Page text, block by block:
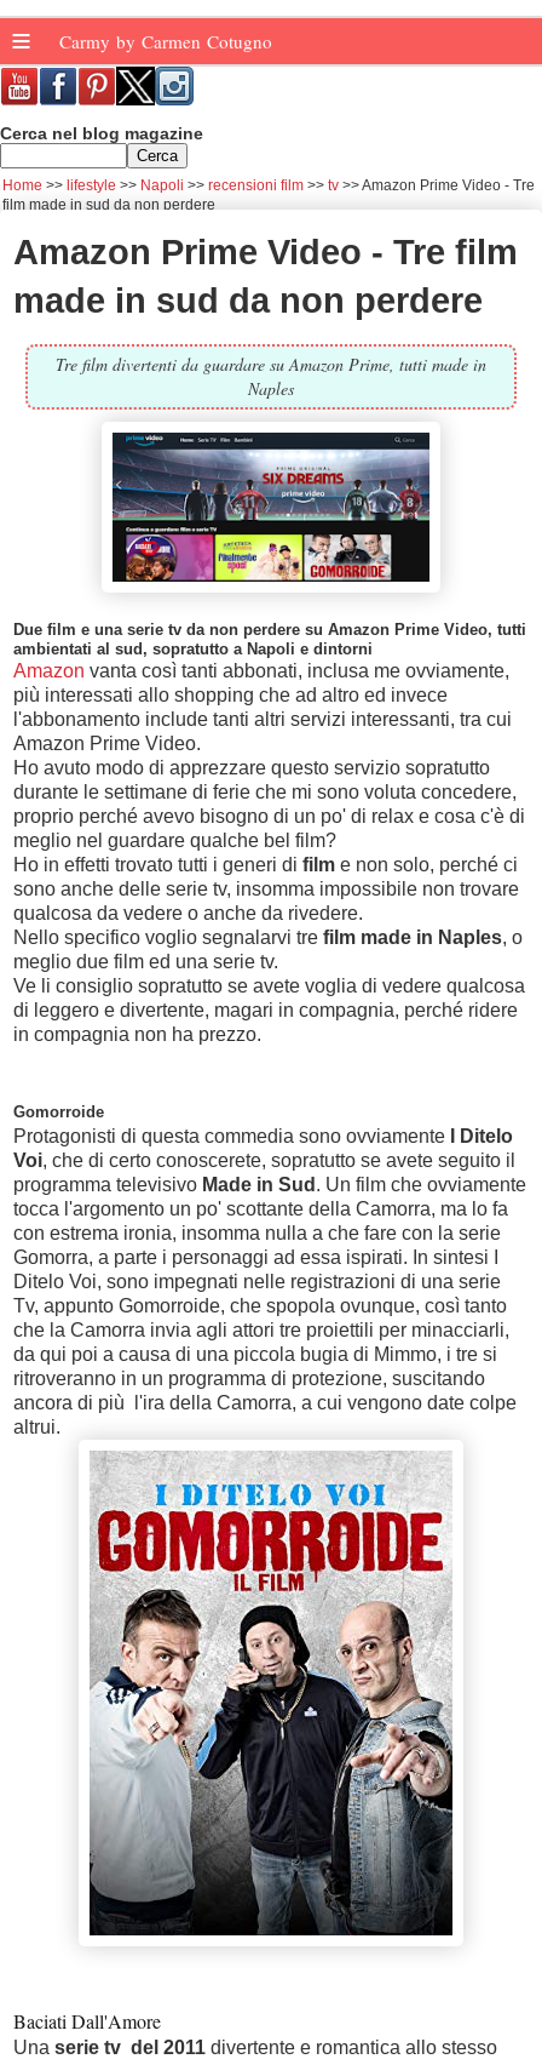
≡ Carmy by Carmen Cotugno
Cerca nel blog magazine
Home lifestyle Napoli recensioni film tv
Amazon Prime Video - Tre
film made in sud da non perdere
Amazon Prime Video - Tre film
made in sud da non perdere
Tre film divertenti da guardare su Amazon Prime, tutti made in
Naples
Due film e una serie tv da non perdere su Amazon Prime Video, tutti
ambientati al sud, sopratutto a Napoli e dintorni
Amazon vanta così tanti abbonati, inclusa me ovviamente,
più interessati allo shopping che ad altro ed invece
l'abbonamento include tanti altri servizi interessanti, tra cui
Amazon Prime Video.
Ho avuto modo di apprezzare questo servizio sopratutto
durante le settimane di ferie che mi sono voluta concedere,
proprio perché avevo bisogno di un po' di relax e cosa c'è di
meglio nel guardare qualche bel film?
Ho in effetti trovato tutti i generi di film e non solo, perché ci
sono anche delle serie tv, insomma impossibile non trovare
qualcosa da vedere o anche da rivedere.
Nello specifico voglio segnalarvi tre film made in Naples, o
meglio due film ed una serie tv.
Ve li consiglio sopratutto se avete voglia di vedere qualcosa
di leggero e divertente, magari in compagnia, perché ridere
in compagnia non ha prezzo.
Gomorroide
Protagonisti di questa commedia sono ovviamente
I Ditelo
Voi, che di certo conoscerete, sopratutto se avete seguito il
programma televisivo Made in Sud . Un film che ovviamente
tocca l'argomento un po' scottante della Camorra, ma lo fa
con estrema ironia, insomma nulla a che fare con la serie
Gomorra, a parte i personaggi ad essa ispirati. In sintesi I
Ditelo Voi, sono impegnati nelle registrazioni di una serie
Tv, appunto Gomorroide, che spopola ovunque, così tanto
che la Camorra invia agli attori tre proiettili per minacciarli,
da qui poi a causa di una piccola bugia di Mimmo, i tre si
ritroveranno in un programma di protezione, suscitando
ancora di più l'ira della Camorra, a cui vengono date colpe
altrui.
Baciati Dall'Amore
Una serie tv del 2011 divertente e romantica allo stesso